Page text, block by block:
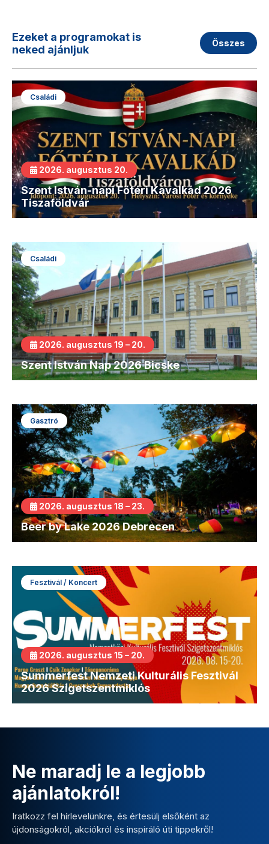
Ezeket a programokat is
neked ajánljuk
Összes
Családi
2026. augusztus 20.
Szent István-napi Főtéri Kavalkád 2026
Tiszaföldvár
Családi
2026. augusztus 19 – 20.
Szent István Nap 2026 Bicske
Gasztró
2026. augusztus 18 – 23.
Beer by Lake 2026 Debrecen
Fesztivál / Koncert
2026. augusztus 15 – 20.
Summerfest Nemzeti Kulturális Fesztivál
2026 Szigetszentmiklós
Ne maradj le a legjobb
ajánlatokról!
Iratkozz fel hírlevelünkre, és értesülj elsőként az
újdonságokról, akciókról és inspiráló úti tippekről!